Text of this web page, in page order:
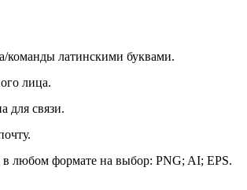
команды латинскими буквами.
лица.
для связи.
в любом формате на выбор: PNG; AI; EPS.